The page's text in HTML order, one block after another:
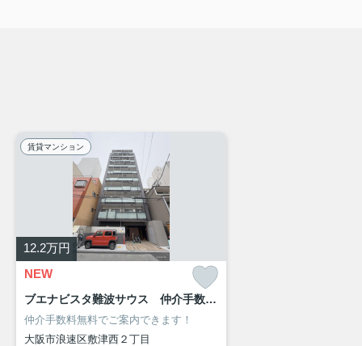
賃貸マンション
12.2万円
NEW
ブエナビスタ難波サウス 仲介手数料無料
仲介手数料無料でご案内できます！
大阪市浪速区敷津西２丁目